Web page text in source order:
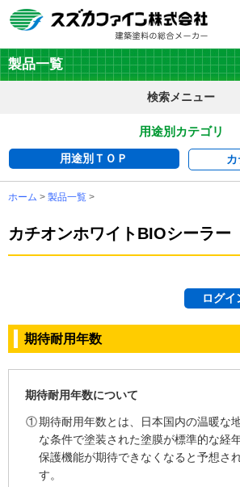
製品一覧
検索メニュー
用途別カテゴリ
用途別ＴＯＰ カ
ホーム > 製品一覧 >
カチオンホワイトBIOシーラー
ログイ
期待耐用年数
期待耐用年数について
①期待耐用年数とは、日本国内の温暖な
な条件で塗装された塗膜が標準的な経
保護機能が期待できなくなると予想さ
す。